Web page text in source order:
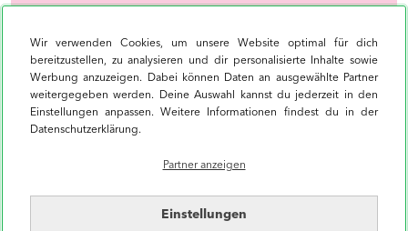
Wir verwenden Cookies, um unsere Website optimal für dich
bereitzustellen, zu analysieren und dir personalisierte Inhalte sowie
Werbung anzuzeigen. Dabei können Daten an ausgewählte Partner
weitergegeben werden. Deine Auswahl kannst du jederzeit in den
Einstellungen anpassen. Weitere Informationen findest du in der
Datenschutzerklärung.
Partner anzeigen
Einstellungen
DER MYPOSTER NEWSLETTER:
ABONNIEREN UND 10%-
GUTSCHEIN SICHERN
jederzeit möglich